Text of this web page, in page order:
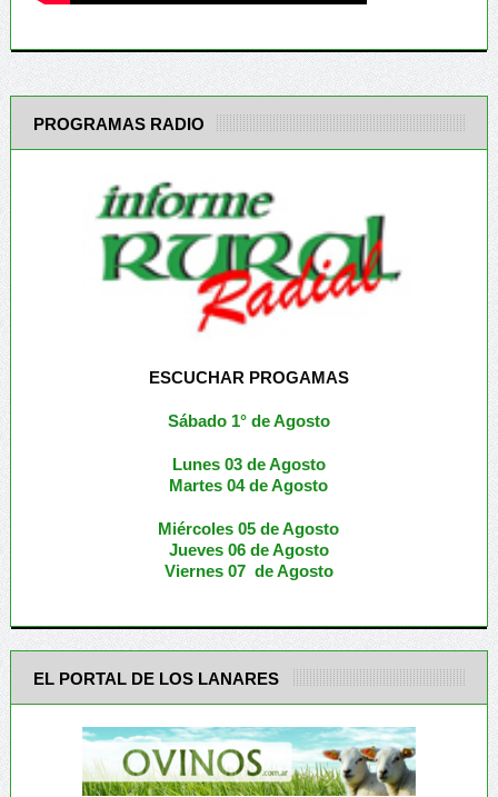
PROGRAMAS RADIO
ESCUCHAR PROGAMAS
Sábado 1° de Agosto
Lunes 03 de Agosto
Martes 04 de Agosto
Miércoles 05 deAgosto
Jueves 06 de Agosto
Viernes 07 de Agosto
EL PORTAL DE LOS LANARES